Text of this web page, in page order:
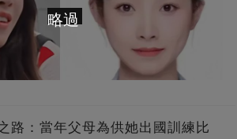
路：當年父母為供她出國訓練比
略過